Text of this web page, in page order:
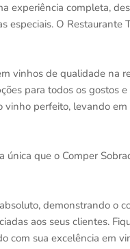
experiência completa,
O Restaurante
vinhos de qualidade na
para todos os gostos
perfeito, levando em
que o Comper
demonstrando o
aos seus clientes.
com sua excelência em